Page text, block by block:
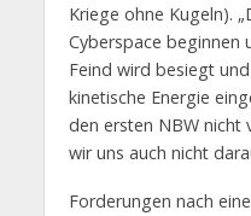
Kriege ohne Kugeln).
Cyberspace beginnen
Feind wird besiegt
kinetische Energie
den ersten NBW nicht
wir uns auch nicht
Forderungen nach